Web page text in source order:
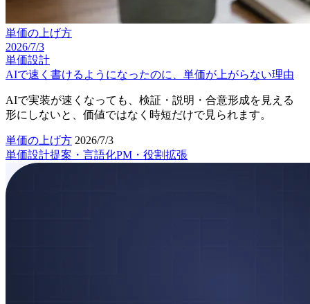
単価の上げ方
2026/7/3
単価設計
AIで速く書けるようになったのに、単価が上がらない理由
AIで実装が速くなっても、検証・説明・合意形成を見える
形にしないと、価値ではなく時短だけで見られます。
単価の上げ方 2026/7/3
単価設計提案・言語化PM・役割拡張